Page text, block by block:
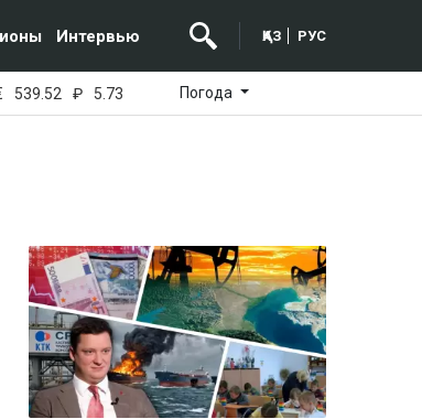
Интервью ҚАЗ РУС
539.52 ₽ 5.73 Погода